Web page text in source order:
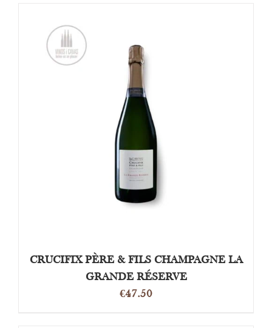
TOEVOEGEN AAN WINKELWAGEN
CRUCIFIX PÈRE & FILS CHAMPAGNE LA
GRANDE RÉSERVE
€47.50